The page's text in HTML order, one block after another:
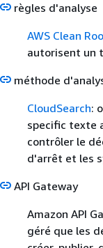
règles d'analyse
AWS Clean
autorisent un
méthode
CloudSearch:
specific texte
contrôler le
d'arrêt et les
API Gateway
Amazon API
géré que les